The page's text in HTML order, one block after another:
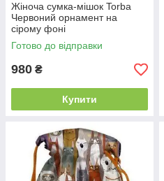
Жіноча сумка-мішок Torba
Червоний орнамент на
сірому фоні
Готово до відправки
980 ₴
Купити